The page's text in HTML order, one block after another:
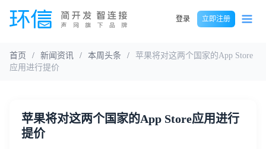
登录 立即注册
首页 / 新闻资讯 / 本周头条 /
苹果将对这两个国家的App Store
应用进行提价
苹果将对这两个国家的App Store应用进行
提价